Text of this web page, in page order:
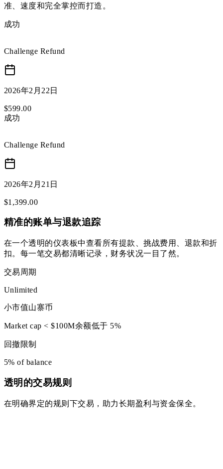
准、速度和完全掌控而打造。
成功
Challenge Refund
2026年2月22日
$599.00
成功
Challenge Refund
2026年2月21日
$1,399.00
精准的账单与退款追踪
在一个透明的仪表板中查看所有提款、挑战费用、退款和折
扣。每一笔交易都清晰记录，财务状况一目了然。
交易周期
Unlimited
小市值山寨币
Market cap < $100M余额低于 5%
回撤限制
5% of balance
透明的交易规则
在明确界定的规则下交易，助力长期盈利与资金保全。